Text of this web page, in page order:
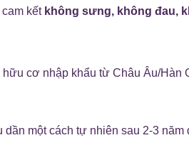
kết không sưng, không đau,
cơ nhập khẩu từ Châu Âu/Hàn
một cách tự nhiên sau 2-3 năm